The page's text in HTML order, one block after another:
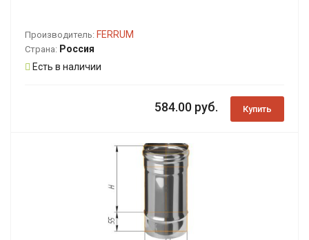
Производитель: FERRUM
Страна: Россия
Есть в наличии
584.00 руб. Купить